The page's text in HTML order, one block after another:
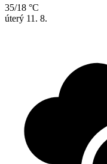
35/18 °C
úterý 11. 8.